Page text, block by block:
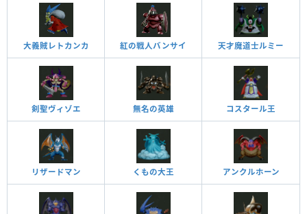
大義賊レトカンカ 紅の戦人バンサイ 天才魔道士ルミー
剣聖ヴィゾエ 無名の英雄 コスタール王
リザードマン くもの大王 アンクルホーン